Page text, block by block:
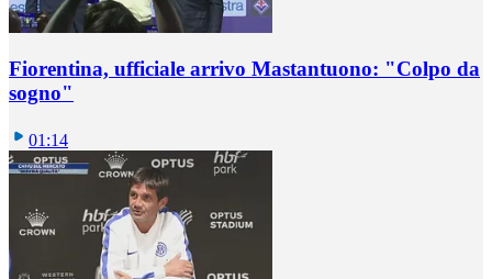
Fiorentina, ufficiale arrivo Mastantuono: "Colpo da
sogno"
01:14